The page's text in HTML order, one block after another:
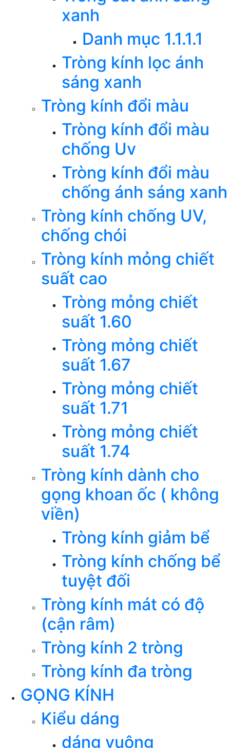
xanh
Danh mục 1.1.1.1
Tròng kính lọc ánh
sáng xanh
Tròng kính đổi màu
Tròng kính đổi màu
chống Uv
Tròng kính đổi màu
chống ánh sáng xanh
Tròng kính chống UV,
chống chói
Tròng kính mỏng chiết
suất cao
Tròng mỏng chiết
suất 1.60
Tròng mỏng chiết
suất 1.67
Tròng mỏng chiết
suất 1.71
Tròng mỏng chiết
suất 1.74
Tròng kính dành cho
gọng khoan ốc ( không
viền)
Tròng kính giảm bể
Tròng kính chống bể
tuyệt đối
Tròng kính mát có độ
(cận râm)
Tròng kính 2 tròng
Tròng kính đa tròng
GỌNG KÍNH
Kiểu dáng
dáng vuông